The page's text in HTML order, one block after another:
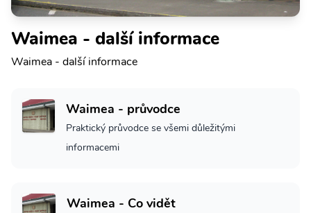
Waimea - další informace
Waimea - další informace
Waimea - průvodce
Praktický průvodce se všemi důležitými
informacemi
Waimea - Co vidět